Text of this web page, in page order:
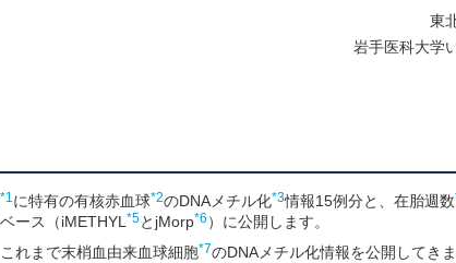
東
岩手医科大学
*1に特有の有核赤血球*2のDNAメチル化*3情報15例分と、在胎週数
ース（iMETHYL*5とjMorp*6 ）に公開します。
れまで末梢血由来血球細胞*7のDNAメチル化情報を公開してき